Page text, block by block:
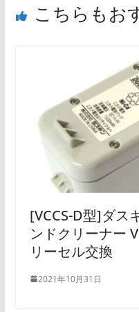
こちらもお
[VCCS-D型]ダス
ンドクリーナー
リーセル交換
2021年10月31日